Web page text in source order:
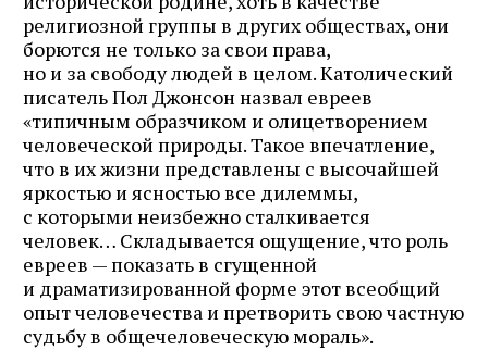
религиозной группы в других обществах, они
борются не только за свои права,
но и за свободу людей в целом. Католический
писатель Пол Джонсон назвал евреев
«типичным образчиком и олицетворением
человеческой природы. Такое впечатление,
что в их жизни представлены с высочайшей
яркостью и ясностью все дилеммы,
с которыми неизбежно сталкивается
человек… Складывается ощущение, что роль
евреев — показать в сгущенной
и драматизированной форме этот всеобщий
опыт человечества и претворить свою частную
судьбу в общечеловеческую мораль».